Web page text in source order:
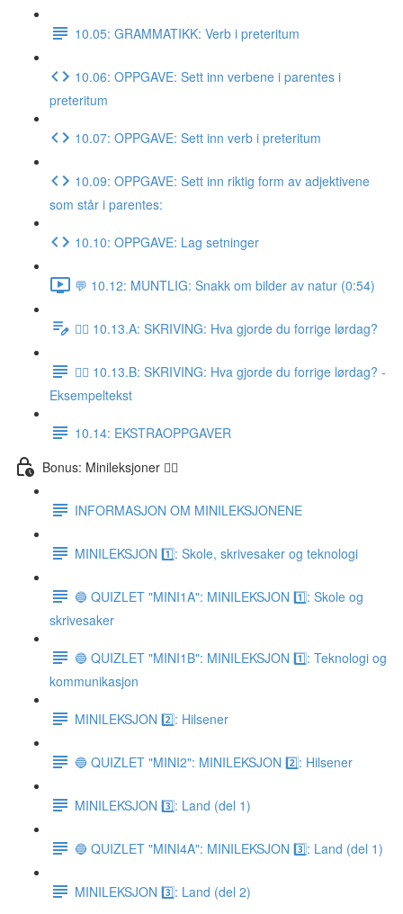
10.05: GRAMMATIKK: Verb i preteritum
10.06: OPPGAVE: Sett inn verbene i parentes i
preteritum
10.07: OPPGAVE: Sett inn verb i preteritum
10.09: OPPGAVE: Sett inn riktig form av adjektivene
som står i parentes:
10.10: OPPGAVE: Lag setninger
💬 10.12: MUNTLIG: Snakk om bilder av natur (0:54)
✍🏼 10.13.A: SKRIVING: Hva gjorde du forrige lørdag?
✍🏼 10.13.B: SKRIVING: Hva gjorde du forrige lørdag? -
Eksempeltekst
10.14: EKSTRAOPPGAVER
Bonus: Minileksjoner 👌🏻
INFORMASJON OM MINILEKSJONENE
MINILEKSJON 1️⃣: Skole, skrivesaker og teknologi
🔵 QUIZLET "MINI1A": MINILEKSJON 1️⃣: Skole og
skrivesaker
🔵 QUIZLET "MINI1B": MINILEKSJON 1️⃣: Teknologi og
kommunikasjon
MINILEKSJON 2️⃣: Hilsener
🔵 QUIZLET "MINI2": MINILEKSJON 2️⃣: Hilsener
MINILEKSJON 3️⃣: Land (del 1)
🔵 QUIZLET "MINI4A": MINILEKSJON 3️⃣: Land (del 1)
MINILEKSJON 3️⃣: Land (del 2)